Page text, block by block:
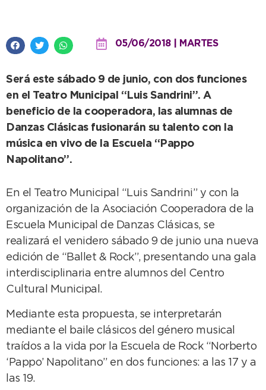
05/06/2018 | MARTES
Será este sábado 9 de junio, con dos funciones
en el Teatro Municipal “Luis Sandrini”. A
beneficio de la cooperadora, las alumnas de
Danzas Clásicas fusionarán su talento con la
música en vivo de la Escuela “Pappo
Napolitano”.
En el Teatro Municipal “Luis Sandrini” y con la
organización de la Asociación Cooperadora de la
Escuela Municipal de Danzas Clásicas, se
realizará el venidero sábado 9 de junio una nueva
edición de “Ballet & Rock”, presentando una gala
interdisciplinaria entre alumnos del Centro
Cultural Municipal.
Mediante esta propuesta, se interpretarán
mediante el baile clásicos del género musical
traídos a la vida por la Escuela de Rock “Norberto
‘Pappo’ Napolitano” en dos funciones: a las 17 y a
las 19.